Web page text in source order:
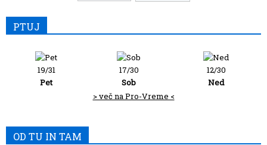
PTUJ
19/31
Pet
17/30
Sob
12/30
Ned
> več na Pro-Vreme <
OD TU IN TAM